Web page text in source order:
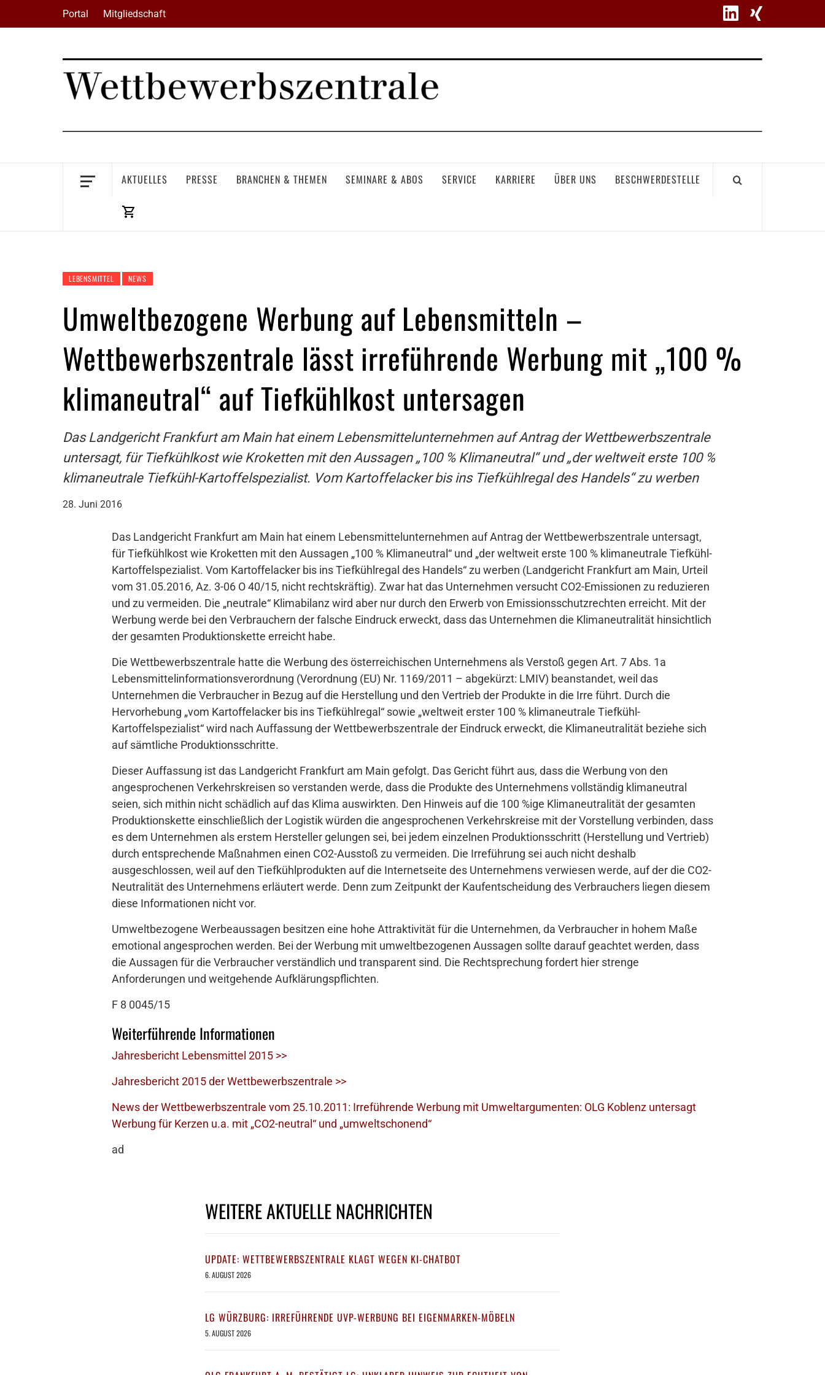
Portal Mitgliedschaft
AKTUELLES PRESSE BRANCHEN & THEMEN SEMINARE & ABOS SERVICE KARRIERE ÜBER UNS BESCHWERDESTELLE
LEBENSMITTEL NEWS
Umweltbezogene Werbung auf Lebensmitteln –
Wettbewerbszentrale lässt irreführende Werbung mit „100 %
klimaneutral“ auf Tiefkühlkost untersagen
Das Landgericht Frankfurt am Main hat einem Lebensmittelunternehmen auf Antrag der Wettbewerbszentrale
untersagt, für Tiefkühlkost wie Kroketten mit den Aussagen „100 % Klimaneutral“ und „der weltweit erste 100 %
klimaneutrale Tiefkühl-Kartoffelspezialist. Vom Kartoffelacker bis ins Tiefkühlregal des Handels“ zu werben
28. Juni 2016
Das Landgericht Frankfurt am Main hat einem Lebensmittelunternehmen auf Antrag der Wettbewerbszentrale untersagt,
für Tiefkühlkost wie Kroketten mit den Aussagen „100 % Klimaneutral“ und „der weltweit erste 100 % klimaneutrale Tiefkühl-
Kartoffelspezialist. Vom Kartoffelacker bis ins Tiefkühlregal des Handels“ zu werben (Landgericht Frankfurt am Main, Urteil
vom 31.05.2016, Az. 3-06 O 40/15, nicht rechtskräftig). Zwar hat das Unternehmen versucht CO2-Emissionen zu reduzieren
und zu vermeiden. Die „neutrale“ Klimabilanz wird aber nur durch den Erwerb von Emissionsschutzrechten erreicht. Mit der
Werbung werde bei den Verbrauchern der falsche Eindruck erweckt, dass das Unternehmen die Klimaneutralität hinsichtlich
der gesamten Produktionskette erreicht habe.
Die Wettbewerbszentrale hatte die Werbung des österreichischen Unternehmens als Verstoß gegen Art. 7 Abs. 1a
Lebensmittelinformationsverordnung (Verordnung (EU) Nr. 1169/2011 – abgekürzt: LMIV) beanstandet, weil das
Unternehmen die Verbraucher in Bezug auf die Herstellung und den Vertrieb der Produkte in die Irre führt. Durch die
Hervorhebung „vom Kartoffelacker bis ins Tiefkühlregal“ sowie „weltweit erster 100 % klimaneutrale Tiefkühl-
Kartoffelspezialist“ wird nach Auffassung der Wettbewerbszentrale der Eindruck erweckt, die Klimaneutralität beziehe sich
auf sämtliche Produktionsschritte.
Dieser Auffassung ist das Landgericht Frankfurt am Main gefolgt. Das Gericht führt aus, dass die Werbung von den
angesprochenen Verkehrskreisen so verstanden werde, dass die Produkte des Unternehmens vollständig klimaneutral
seien, sich mithin nicht schädlich auf das Klima auswirkten. Den Hinweis auf die 100 %ige Klimaneutralität der gesamten
Produktionskette einschließlich der Logistik würden die angesprochenen Verkehrskreise mit der Vorstellung verbinden, dass
es dem Unternehmen als erstem Hersteller gelungen sei, bei jedem einzelnen Produktionsschritt (Herstellung und Vertrieb)
durch entsprechende Maßnahmen einen CO2-Ausstoß zu vermeiden. Die Irreführung sei auch nicht deshalb
ausgeschlossen, weil auf den Tiefkühlprodukten auf die Internetseite des Unternehmens verwiesen werde, auf der die CO2-
Neutralität des Unternehmens erläutert werde. Denn zum Zeitpunkt der Kaufentscheidung des Verbrauchers liegen diesem
diese Informationen nicht vor.
Umweltbezogene Werbeaussagen besitzen eine hohe Attraktivität für die Unternehmen, da Verbraucher in hohem Maße
emotional angesprochen werden. Bei der Werbung mit umweltbezogenen Aussagen sollte darauf geachtet werden, dass
die Aussagen für die Verbraucher verständlich und transparent sind. Die Rechtsprechung fordert hier strenge
Anforderungen und weitgehende Aufklärungspflichten.
F 8 0045/15
Weiterführende Informationen
Jahresbericht Lebensmittel 2015 >>
Jahresbericht 2015 der Wettbewerbszentrale >>
News der Wettbewerbszentrale vom 25.10.2011: Irreführende Werbung mit Umweltargumenten: OLG Koblenz untersagt
Werbung für Kerzen u.a. mit „CO2-neutral“ und „umweltschonend“
ad
WEITERE AKTUELLE NACHRICHTEN
UPDATE: WETTBEWERBSZENTRALE KLAGT WEGEN KI-CHATBOT
6. AUGUST 2026
LG WÜRZBURG: IRREFÜHRENDE UVP-WERBUNG BEI EIGENMARKEN-MÖBELN
5. AUGUST 2026